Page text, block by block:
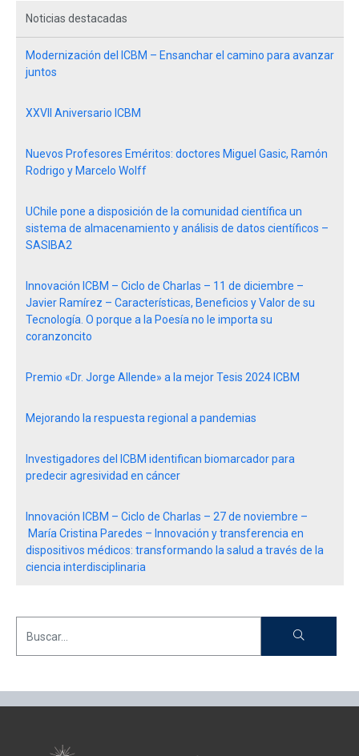
Noticias destacadas
Modernización del ICBM – Ensanchar el camino para avanzar
juntos
XXVII Aniversario ICBM
Nuevos Profesores Eméritos: doctores Miguel Gasic, Ramón
Rodrigo y Marcelo Wolff
UChile pone a disposición de la comunidad científica un
sistema de almacenamiento y análisis de datos científicos –
SASIBA2
Innovación ICBM – Ciclo de Charlas – 11 de diciembre –
Javier Ramírez – Características, Beneficios y Valor de su
Tecnología. O porque a la Poesía no le importa su
coranzoncito
Premio «Dr. Jorge Allende» a la mejor Tesis 2024 ICBM
Mejorando la respuesta regional a pandemias
Investigadores del ICBM identifican biomarcador para
predecir agresividad en cáncer
Innovación ICBM – Ciclo de Charlas – 27 de noviembre –
María Cristina Paredes – Innovación y transferencia en
dispositivos médicos: transformando la salud a través de la
ciencia interdisciplinaria